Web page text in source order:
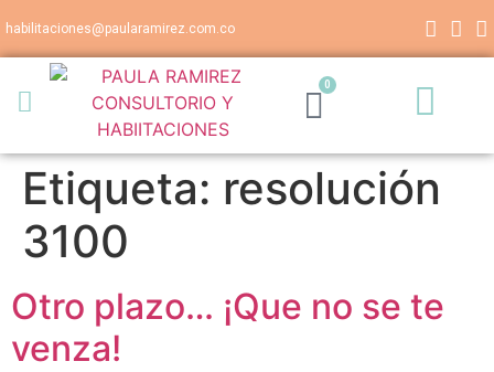
habilitaciones@paularamirez.com.co
0
Etiqueta: resolución
3100
Otro plazo… ¡Que no se te
venza!